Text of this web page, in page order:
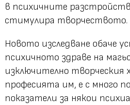
в психичните
стимулира творчеството.
Новото изследване обаче
психичното здраве на
изключително творческия
професията им, е с много
показатели за някои